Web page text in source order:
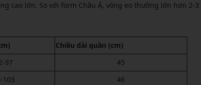
cao lớn. So với form Châu Á, vòng eo thường lớn hơn 2-3
Chiều dài quần (cm)
97
45
103
46